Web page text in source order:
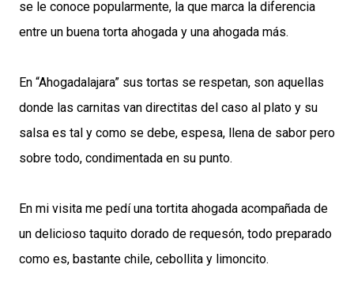
se le conoce popularmente, la que marca la diferencia
entre un buena torta ahogada y una ahogada más.
En “Ahogadalajara” sus tortas se respetan, son aquellas
donde las carnitas van directitas del caso al plato y su
salsa es tal y como se debe, espesa, llena de sabor pero
sobre todo, condimentada en su punto.
En mi visita me pedí una tortita ahogada acompañada de
un delicioso taquito dorado de requesón, todo preparado
como es, bastante chile, cebollita y limoncito.